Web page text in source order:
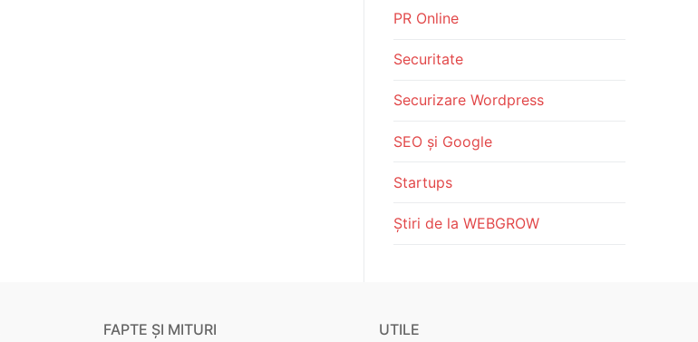
PR Online
Securitate
Securizare Wordpress
SEO și Google
Startups
Știri de la WEBGROW
FAPTE ȘI MITURI UTILE